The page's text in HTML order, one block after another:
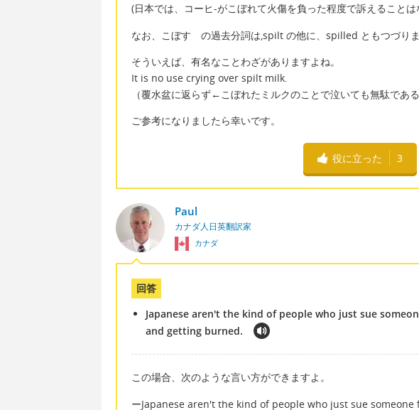
(日本では、コーヒ-がこぼれて火傷を負った程度で訴えることは
なお、こぼす の過去分詞は,spilt の他に、spilled ともつづりま
そういえば、有名なことわざがありますよね。
It is no use crying over spilt milk.
（覆水盆に返らず←こぼれたミルクのことで泣いても無駄である
ご参考になりましたら幸いです。
役に立った 3
Paul
カナダ人日英翻訳家
カナダ
回答
Japanese aren't the kind of people who just sue
and getting burned.
この場合、次のような言い方ができますよ。
ーJapanese aren't the kind of people who just sue